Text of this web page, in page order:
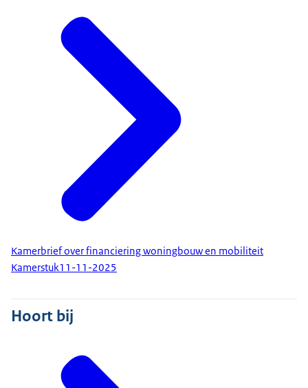
Kamerbrief over financiering woningbouw en mobiliteit
Kamerstuk11-11-2025
Hoort bij